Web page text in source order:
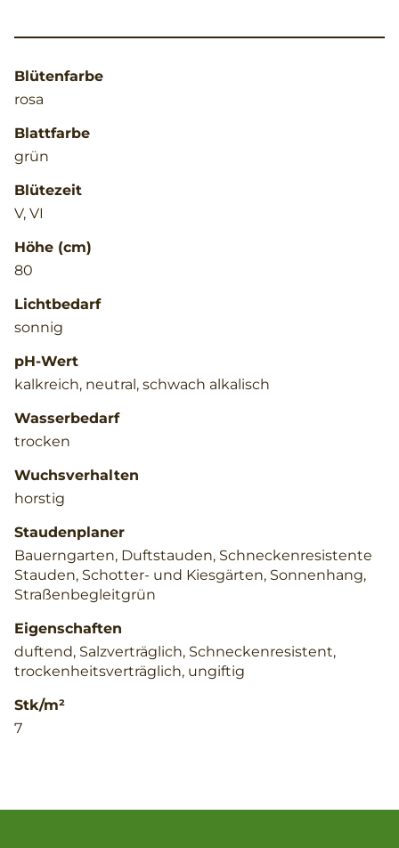
Blütenfarbe
rosa
Blattfarbe
grün
Blütezeit
V, VI
Höhe (cm)
80
Lichtbedarf
sonnig
pH-Wert
kalkreich, neutral, schwach alkalisch
Wasserbedarf
trocken
Wuchsverhalten
horstig
Staudenplaner
Bauerngarten, Duftstauden, Schneckenresistente
Stauden, Schotter- und Kiesgärten, Sonnenhang,
Straßenbegleitgrün
Eigenschaften
duftend, Salzverträglich, Schneckenresistent,
trockenheitsverträglich, ungiftig
Stk/m²
7